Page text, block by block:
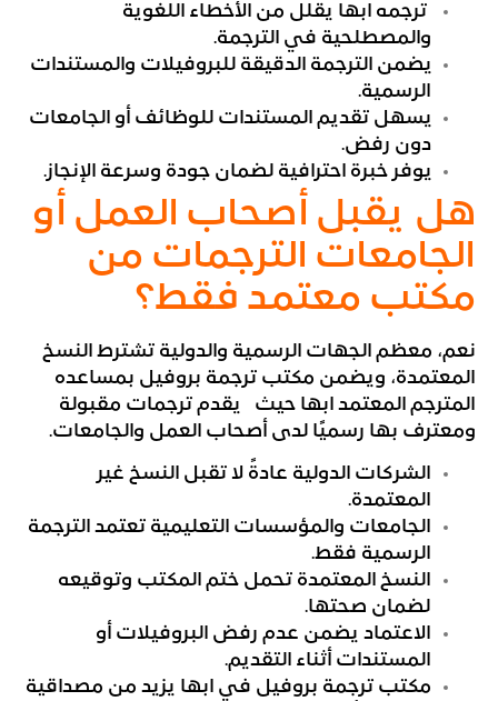
ترجمه ابها يقلل من الأخطاء اللغوية
والمصطلحية في الترجمة.
يضمن الترجمة الدقيقة للبروفيلات والمستندات
الرسمية.
يسهل تقديم المستندات للوظائف أو الجامعات
دون رفض.
يوفر خبرة احترافية لضمان جودة وسرعة الإنجاز.
هل يقبل أصحاب العمل أو
الجامعات الترجمات من
مكتب معتمد فقط؟
نعم، معظم الجهات الرسمية والدولية تشترط النسخ
المعتمدة، ويضمن مكتب ترجمة بروفيل بمساعده
المترجم المعتمد ابها حيث يقدم ترجمات مقبولة
ومعترف بها رسميًا لدى أصحاب العمل والجامعات.
الشركات الدولية عادةً لا تقبل النسخ غير
المعتمدة.
الجامعات والمؤسسات التعليمية تعتمد الترجمة
الرسمية فقط.
النسخ المعتمدة تحمل ختم المكتب وتوقيعه
لضمان صحتها.
الاعتماد يضمن عدم رفض البروفيلات أو
المستندات أثناء التقديم.
مكتب ترجمة بروفيل في ابها يزيد من مصداقية